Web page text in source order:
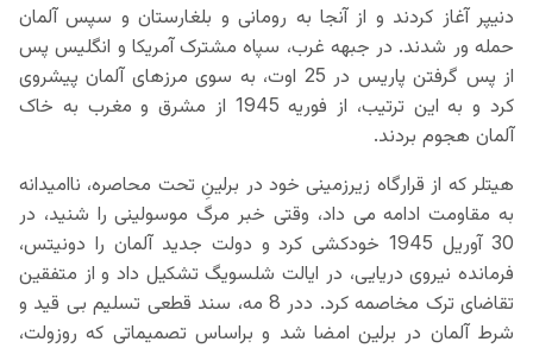
دنیپر آغاز کردند و از آنجا به رومانی و بلغارستان و سپس آلمان
حمله ور شدند. در جبهه غرب، سپاه مشترک آمریکا و انگلیس پس
از پس گرفتن پاریس در 25 اوت، به سوی مرزهای آلمان پیشروی
کرد و به این ترتیب، از فوریه 1945 از مشرق و مغرب به خاک
آلمان هجوم بردند.
هیتلر که از قرارگاه زیرزمینی خود در برلینِ تحت محاصره، ناامیدانه
به مقاومت ادامه می داد، وقتی خبر مرگ موسولینی را شنید، در
30 آوریل 1945 خودکشی کرد و دولت جدید آلمان را دونیتس،
فرمانده نیروی دریایی، در ایالت شلسویگ تشکیل داد و از متفقین
تقاضای ترک مخاصمه کرد. ددر 8 مه، سند قطعی تسلیم بی قید و
شرط آلمان در برلین امضا شد و براساس تصمیماتی که روزولت،